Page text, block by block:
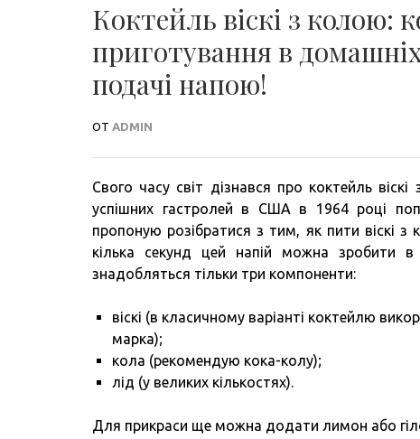
Коктейль віскі з колою:
приготування в
подачі напою!
ОТ ADMIN
Свого часу світ дізнався про коктейль
успішних гастролей в США в 1964 році
пропоную розібратися з тим, як пити віскі з
кілька секунд цей напій можна зробити
знадобляться тільки три компоненти:
віскі (в класичному варіанті коктейлю
марка);
кола (рекомендую кока-колу);
лід (у великих кількостях).
Для прикраси ще можна додати лимон або